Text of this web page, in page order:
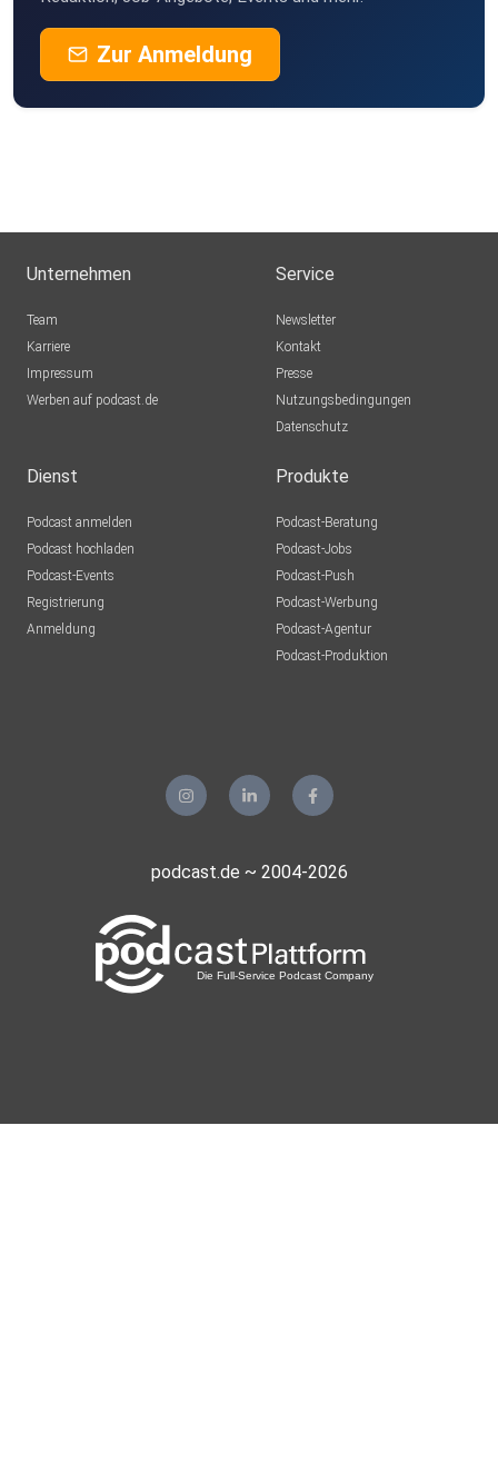
Zur Anmeldung
Unternehmen
Team
Karriere
Impressum
Werben auf podcast.de
Service
Newsletter
Kontakt
Presse
Nutzungsbedingungen
Datenschutz
Dienst
Podcast anmelden
Podcast hochladen
Podcast-Events
Registrierung
Anmeldung
Produkte
Podcast-Beratung
Podcast-Jobs
Podcast-Push
Podcast-Werbung
Podcast-Agentur
Podcast-Produktion
podcast.de ~ 2004-2026